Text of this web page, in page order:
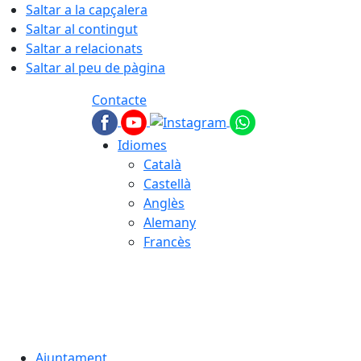
Saltar a la capçalera
Saltar al contingut
Saltar a relacionats
Saltar al peu de pàgina
Contacte
Idiomes
Català
Castellà
Anglès
Alemany
Francès